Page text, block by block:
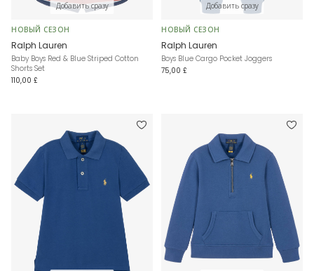
Добавить сразу
НОВЫЙ СЕЗОН
Ralph Lauren
Baby Boys Red & Blue Striped Cotton
Shorts Set
110,00 £
Добавить сразу
НОВЫЙ СЕЗОН
Ralph Lauren
Boys Blue Cargo Pocket Joggers
75,00 £